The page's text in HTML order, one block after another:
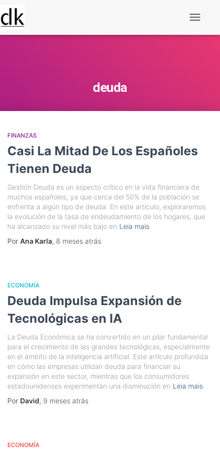
deuda
FINANZAS
Casi La Mitad De Los Españoles
Tienen Deuda
Gestión Deuda es un aspecto crítico en la vida financiera de
muchos españoles, ya que cerca del 50% de la población se
enfrenta a algún tipo de deuda. En este artículo, exploraremos
la evolución de la tasa de endeudamiento de los hogares, que
ha alcanzado su nivel más bajo en Leia mais
Por Ana Karla, 8 meses atrás
ECONOMÍA
Deuda Impulsa Expansión de
Tecnológicas en IA
La Deuda Económica se ha convertido en un pilar fundamental
para el crecimiento de las grandes tecnológicas, especialmente
en el ámbito de la inteligencia artificial. Este artículo profundiza
en cómo las empresas utilizan deuda para financiar su
expansión en este sector, mientras que los consumidores
estadounidenses experimentan una disminución en Leia mais
Por David, 9 meses atrás
ECONOMÍA